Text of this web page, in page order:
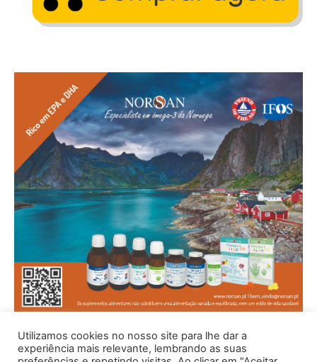
Utilizamos cookies no nosso site para lhe dar a
experiência mais relevante, lembrando as suas